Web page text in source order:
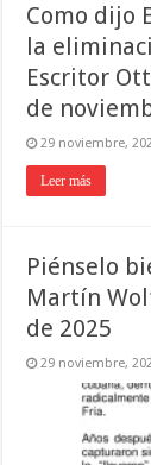
Como dijo
la
Escritor
de
29 noviembre,
Leer más
Piénselo
Martín
de 2025
29 noviembre,